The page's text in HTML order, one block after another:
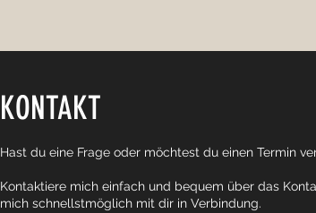
KONTAKT
Hast du eine Frage oder möchtest du einen Termin
Kontaktiere mich einfach und bequem über das
mich schnellstmöglich mit dir in Verbindung.